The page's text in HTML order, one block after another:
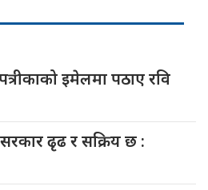
इमेलमा पठाए रवि
ढृढ र सक्रिय छ :